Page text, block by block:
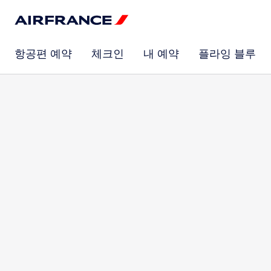
항공편 예약 체크인 내 예약 플라잉 블루